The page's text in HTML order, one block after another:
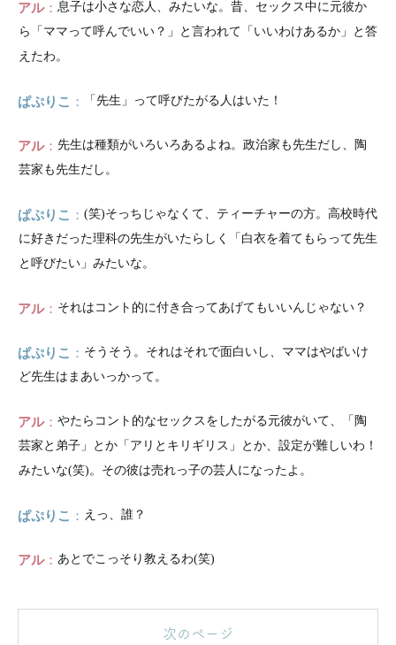
アル
息子は小さな恋人、みたいな。昔、セックス中に元彼か
ら「ママって呼んでいい？」と言われて「いいわけあるか」と答
えたわ。
ぱぷりこ 「先生」って呼びたがる人はいた！
アル
先生は種類がいろいろあるよね。政治家も先生だし、陶
芸家も先生だし。
ぱぷりこ
(笑)そっちじゃなくて、ティーチャーの方。高校時代
に好きだった理科の先生がいたらしく「白衣を着てもらって先生
と呼びたい」みたいな。
アル それはコント的に付き合ってあげてもいいんじゃない？
ぱぷりこ
そうそう。それはそれで面白いし、ママはやばいけ
ど先生はまあいっかって。
アル
やたらコント的なセックスをしたがる元彼がいて、「陶
芸家と弟子」とか「アリとキリギリス」とか、設定が難しいわ！
みたいな(笑)。その彼は売れっ子の芸人になったよ。
ぱぷりこ えっ、誰？
アル あとでこっそり教えるわ(笑)
次のページ